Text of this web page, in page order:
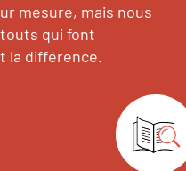
mesure, mais nous
qui font
la différence.